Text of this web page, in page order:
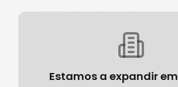
Estamos a expandir em